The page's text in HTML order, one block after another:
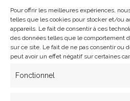
Pour offrir les meilleures expériences,
telles que les cookies pour stocker et/ou
appareils. Le fait de consentir à ces
des données telles que le comportement
sur ce site. Le fait de ne pas consentir ou
peut avoir un effet négatif sur certaines
Fonctionnel
obtenir sa licence de pilote de
mises en place par la FFVP pour
ans afin de faciliter l’accession
détails sont disponiblesici).